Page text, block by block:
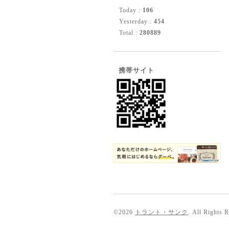
Today : 106
Yesterday : 454
Total : 280889
携帯サイト
©2026 トラント・サンク . All Rights